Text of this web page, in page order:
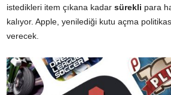
istedikleri item çıkana kadar sürekli para
kalıyor. Apple, yenilediği kutu açma
verecek.